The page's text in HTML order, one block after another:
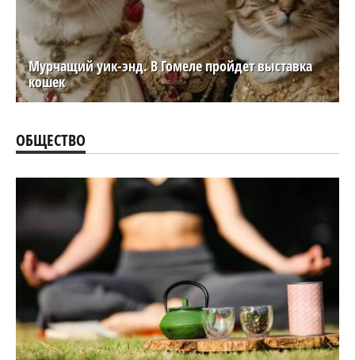
Мурчащий уик-энд. В Гомеле пройдет выставка
кошек
ОБЩЕСТВО